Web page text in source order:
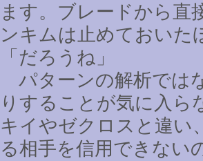
ます。ブレードから直
ンキムは止めておいた
「だろうね」
パターンの解析では
りすることが気に入ら
キイやゼクロスと違い
る相手を信用できない